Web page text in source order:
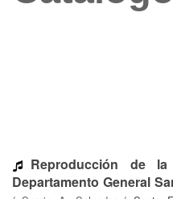
Reproducción de
Departamento General